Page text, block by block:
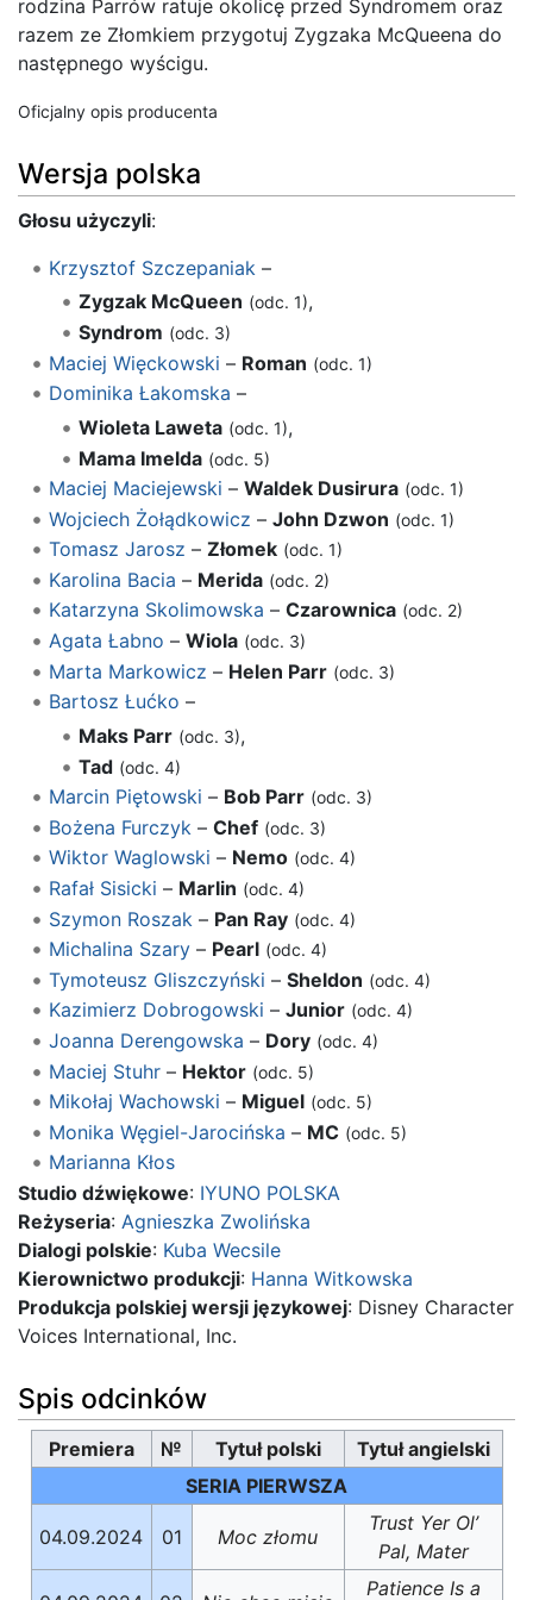
rodzina Parrów ratuje okolicę przed Syndromem oraz
razem ze Złomkiem przygotuj Zygzaka McQueena do
następnego wyścigu.
Oficjalny opis producenta
Wersja polska
Głosu użyczyli:
Krzysztof Szczepaniak –
Zygzak McQueen (odc. 1),
Syndrom (odc. 3)
Maciej Więckowski – Roman (odc. 1)
Dominika Łakomska –
Wioleta Laweta (odc. 1),
Mama Imelda (odc. 5)
Maciej Maciejewski – Waldek Dusirura (odc. 1)
Wojciech Żołądkowicz – John Dzwon (odc. 1)
Tomasz Jarosz – Złomek (odc. 1)
Karolina Bacia – Merida (odc. 2)
Katarzyna Skolimowska – Czarownica (odc. 2)
Agata Łabno – Wiola (odc. 3)
Marta Markowicz – Helen Parr (odc. 3)
Bartosz Łućko –
Maks Parr (odc. 3),
Tad (odc. 4)
Marcin Piętowski – Bob Parr (odc. 3)
Bożena Furczyk – Chef (odc. 3)
Wiktor Waglowski – Nemo (odc. 4)
Rafał Sisicki – Marlin (odc. 4)
Szymon Roszak – Pan Ray (odc. 4)
Michalina Szary– Pearl (odc. 4)
Tymoteusz Gliszczyński – Sheldon (odc. 4)
Kazimierz Dobrogowski – Junior (odc. 4)
Joanna Derengowska – Dory (odc. 4)
Maciej Stuhr– Hektor (odc. 5)
Mikołaj Wachowski – Miguel (odc. 5)
Monika Węgiel-Jarocińska – MC (odc. 5)
Marianna Kłos
Studio dźwiękowe: IYUNO POLSKA
Reżyseria: Agnieszka Zwolińska
Dialogi polskie: Kuba Wecsile
Kierownictwo produkcji: Hanna Witkowska
Produkcja polskiej wersji językowej: Disney Character
Voices International, Inc.
Spis odcinków
Premiera № Tytuł polski
Tytuł angielski
SERIA PIERWSZA
04.09.2024 01 Moc złomu
Trust Yer Ol’
Pal, Mater
Patience Is a